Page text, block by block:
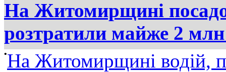
На Житомирщині
розтратили майже 2
•На Житомирщині водій,